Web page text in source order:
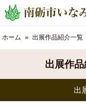
ホーム 出展作品紹介一覧
出展作品
出